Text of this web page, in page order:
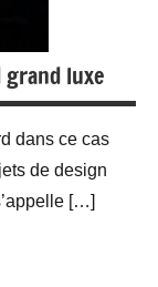
grand luxe
dans ce cas
de design
[…]